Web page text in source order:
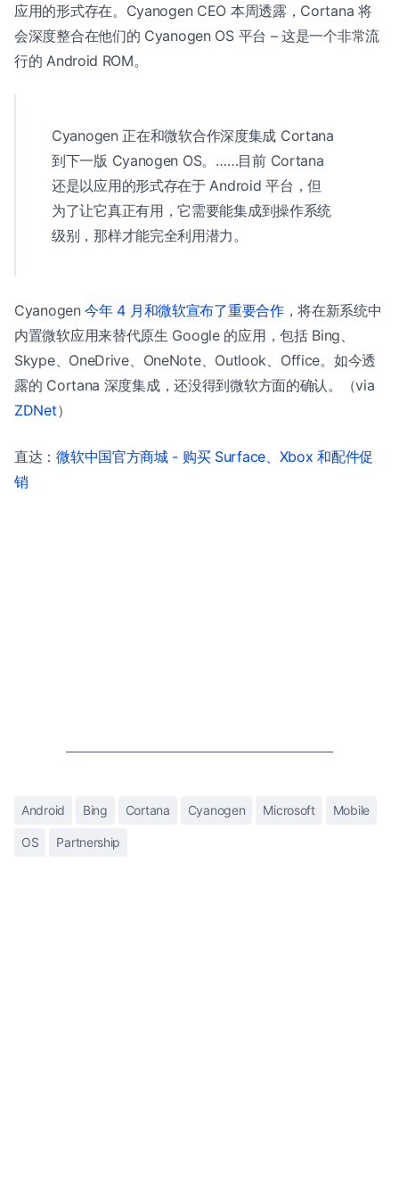
应用的形式存在。Cyanogen CEO 本周透露，Cortana 将
会深度整合在他们的 Cyanogen OS 平台 – 这是一个非常流
行的 Android ROM。
Cyanogen 正在和微软合作深度集成 Cortana
到下一版 Cyanogen OS。……目前 Cortana
还是以应用的形式存在于 Android 平台，但
为了让它真正有用，它需要能集成到操作系统
级别，那样才能完全利用潜力。
Cyanogen今年 4 月和微软宣布了重要合作，将在新系统中
内置微软应用来替代原生 Google 的应用，包括 Bing、
Skype、OneDrive、OneNote、Outlook、Office。如今透
露的 Cortana 深度集成，还没得到微软方面的确认。（via
ZDNet）
直达：微软中国官方商城 - 购买 Surface、Xbox 和配件促
销
Android Bing Cortana Cyanogen Microsoft Mobile
OS Partnership